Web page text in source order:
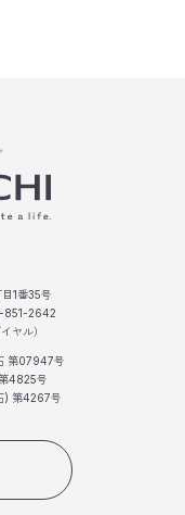
1番35号
851-2642
ヤル）
第07947号
4825号
) 第4267号